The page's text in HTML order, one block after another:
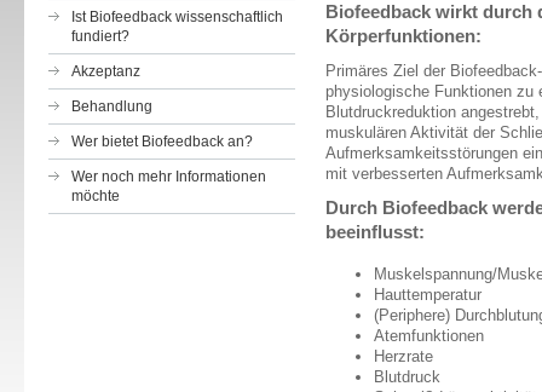
Ist Biofeedback wissenschaftlich
fundiert?
Akzeptanz
Behandlung
Wer bietet Biofeedback an?
Wer noch mehr Informationen
möchte
Biofeedback wirkt durch
Körperfunktionen:
Primäres Ziel der
physiologische Funktionen zu
Blutdruckreduktion
muskulären Aktivität der
Aufmerksamkeitsstörungen
mit verbesserten
Durch Biofeedback
beeinflusst:
Muskelspannung/
Hauttemperatur
(Periphere)
Atemfunktionen
Herzrate
Blutdruck